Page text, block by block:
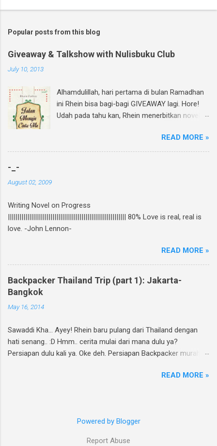
Popular posts from this blog
Giveaway & Talkshow with Nulisbuku Club
July 10, 2013
Alhamdulillah, hari pertama di bulan Ramadhan
ini Rhein bisa bagi-bagi GIVEAWAY lagi. Hore!
Udah pada tahu kan, Rhein menerbitkan novel
beredar di toko buku, termasuk di beberapa
toko buku online. Bagi yang mau tahu behind
Follow twitter @rheinfathia dan Like Fan Page
Rhein Fathia Twitpic cover novel " Jalan Menuju
Cinta-Mu " dan mention 2 temanmu untuk
#JalanMenujuCintaMu novel @rheinfathia yuk,
@[nama teman1] @[nama teman2] Info
www.rheinfathia.com " Boleh nge-twit berkali-
www.rheinfathia.com, dan tag temanmu.
READ MORE »
-_-
August 02, 2009
Writing Novel on Progress
||||||||||||||||||||||||||||||||||||||||||||||||||||||||||||| 80% Love is real, real is
love. -John Lennon-
READ MORE »
Backpacker Thailand Trip (part 1): Jakarta-
Bangkok
May 16, 2014
Sawaddi Kha... Ayey! Rhein baru pulang dari Thailand dengan
hati senang.. :D Hmm.. cerita mulai dari mana dulu ya?
Persiapan dulu kali ya. Oke deh. Persiapan Backpacker murah
tertentu, Rhein selalu jalan-jalan ala backpacker. Why? Selain
berhasil mendapat tiket Jakarta-Bangkok PP seharga 700 ribu
READ MORE »
Powered by Blogger
Report Abuse